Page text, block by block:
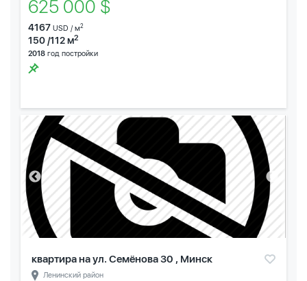
625 000 $
4167 USD / м2
150 /112 м2
2018 год постройки
квартира на ул. Семёнова 30 , Минск
Ленинский район